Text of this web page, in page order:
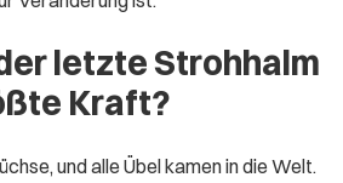
letzte Strohhalm
Kraft?
und alle Übel kamen in die Welt.